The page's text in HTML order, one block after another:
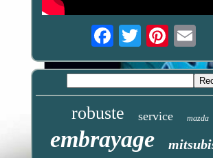
robuste service mazda
embrayage